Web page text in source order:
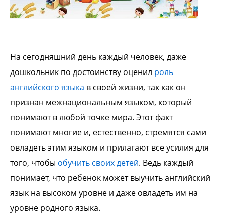
На сегодняшний день каждый человек, даже
дошкольник по достоинству оценил роль
английского языка в своей жизни, так как он
признан межнациональным языком, который
понимают в любой точке мира. Этот факт
понимают многие и, естественно, стремятся сами
овладеть этим языком и прилагают все усилия для
того, чтобы обучить своих детей. Ведь каждый
понимает, что ребенок может выучить английский
язык на высоком уровне и даже овладеть им на
уровне родного языка.